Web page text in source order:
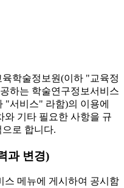
학술정보원(이하 "교육정
하는 학술연구정보서비스
"서비스" 라함)의 이용에
와 기타 필요한 사항을 규
로 합니다.
과 변경)
메뉴에 게시하여 공시함